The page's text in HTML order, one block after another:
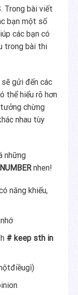
Trong bài viết
bạn một số
các bạn có
trong bài thi
sẽ gửi đến các
thể hiểu rõ hơn
chừng
nhau tùy
những
NUMBER nhen!
năng khiếu,
nhớ
# keep sth in